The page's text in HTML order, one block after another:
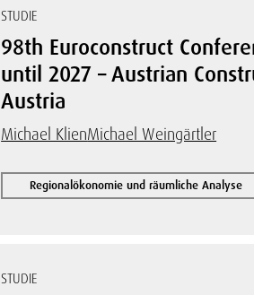
STUDIE
98th Euroconstruct
until 2027 – Austrian
Austria
Michael KlienMichael Weingärtler
Regionalökonomie und räumliche Analyse
STUDIE